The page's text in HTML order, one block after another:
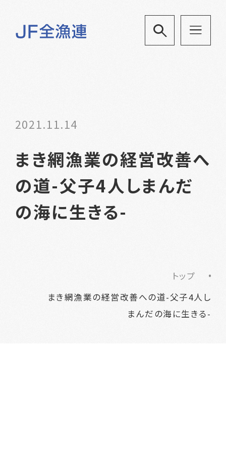
2021.11.14
まき網漁業の経営改善へ
の道-父子4人しまんだ
の海に生きる-
トップ
まき網漁業の経営改善への道-父子4人し
まんだの海に生きる-